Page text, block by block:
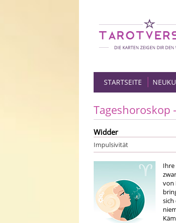
STARTSEITE
Tageshoroskop
Widder
Impulsivität
Ihre
von
sich